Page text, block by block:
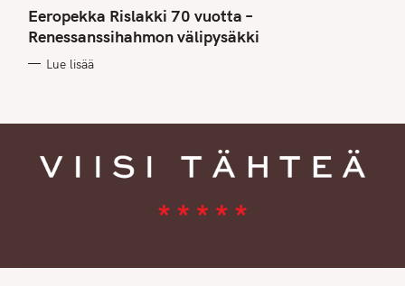
T
E
G
O
I
Eeropekka Rislakki 70 vuotta –
Renessanssihahmon välipysäkki
Lue lisää